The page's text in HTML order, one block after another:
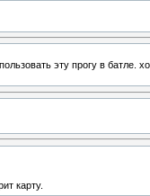
эту прогу в батле.
карту.